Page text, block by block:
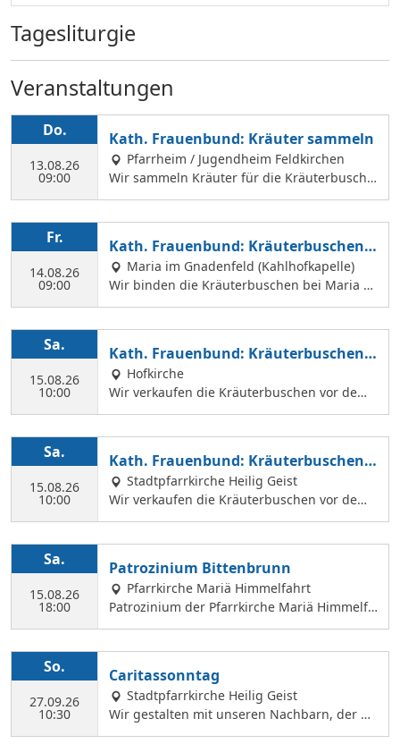
Tagesliturgie
Veranstaltungen
Do.
13.08.26
09:00
Kath. Frauenbund: Kräuter sammeln
Pfarrheim / Jugendheim Feldkirchen
Wir sammeln Kräuter für die Kräuterbusche
n, die wir am 14. August binden und an Mar
Margit Ettig am Jugendheim Feldkirchen.
Fr.
14.08.26
09:00
Kath. Frauenbund: Kräuterbuschen b
inden
Maria im Gnadenfeld (Kahlhofkapelle)
Wir binden die Kräuterbuschen bei Maria a
m Kahlhof. Wir brauchen viele Helferinnen z
der Hl. Geist Kirche Kräuterbuschen verkauf
en können.
Sa.
15.08.26
10:00
Kath. Frauenbund: Kräuterbuschen V
erkauf
Hofkirche
Wir verkaufen die Kräuterbuschen vor dem
Festgottesdienst in der Hofkirche.
Sa.
15.08.26
10:00
Kath. Frauenbund: Kräuterbuschen V
erkauf
Stadtpfarrkirche Heilig Geist
Wir verkaufen die Kräuterbuschen vor dem
Festgottesdienst in der Hl. Geist Kirche.
Sa.
15.08.26
18:00
Patrozinium Bittenbrunn
Pfarrkirche Mariä Himmelfahrt
Patrozinium der Pfarrkirche Mariä Himmelfa
hrt in Bittenbrunn Um 18:00 Uhr Festgottesd
Gestaltung durch den Kirchenchor Laetare, l
eckere Speisen, Fassbier und Weinbar. Kind
erprogramm Wir freuen uns auf dich!
So.
27.09.26
10:30
Caritassonntag
Stadtpfarrkirche Heilig Geist
Wir gestalten mit unseren Nachbarn, der Ca
ritasstation den Gottesdienst.